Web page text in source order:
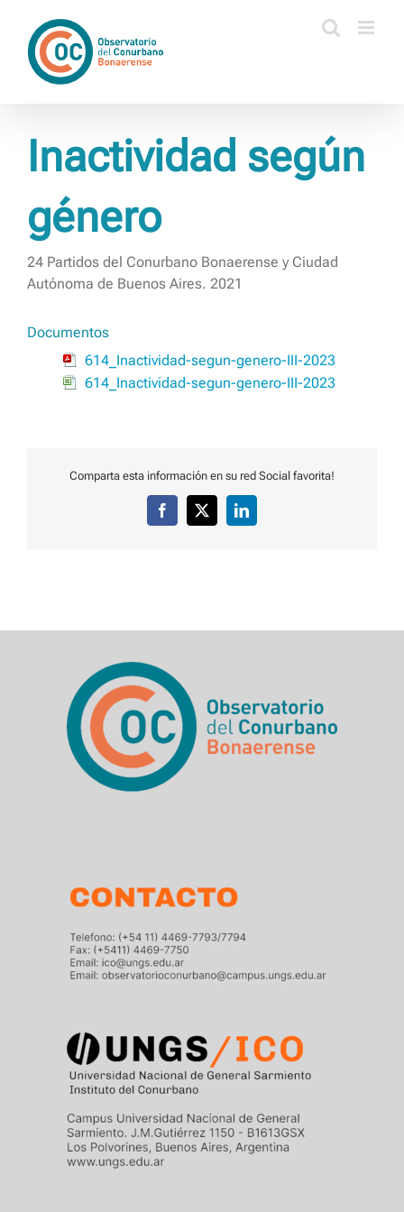
contenido
Inactividad según
género
24 Partidos del Conurbano Bonaerense y Ciudad
Autónoma de Buenos Aires. 2021
Documentos
614_Inactividad-segun-genero-III-2023
614_Inactividad-segun-genero-III-2023
Comparta esta información en su red Social favorita!
Facebook
X LinkedIn